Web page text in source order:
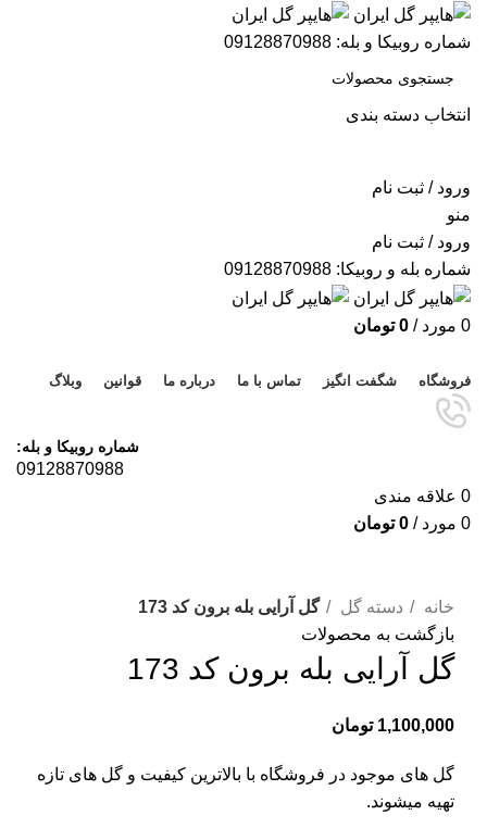
شماره روبیکا و بله: 09128870988
انتخاب دسته بندی
ورود / ثبت نام
منو
ورود / ثبت نام
شماره بله و روبیکا: 09128870988
0 مورد /
0 تومان
فروشگاه شگفت انگیز تماس با ما درباره ما قوانین وبلاگ
شماره روبیکا و بله:
09128870988
0 علاقه مندی
0 مورد /
0 تومان
خانه
دسته گل
گل آرایی بله برون کد 173
بازگشت به محصولات
گل آرایی بله برون کد 173
1,100,000 تومان
گل های موجود در فروشگاه با بالاترین کیفیت و گل های تازه
تهیه میشوند.